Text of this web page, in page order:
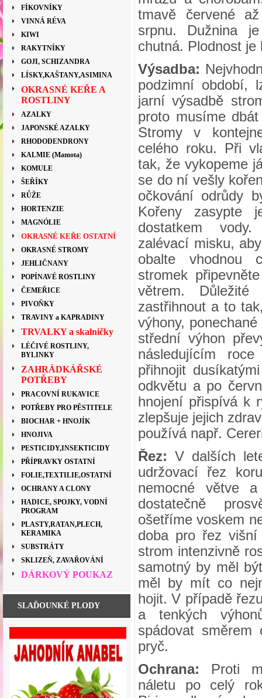
FÍKOVNÍKY
VINNÁ RÉVA
KIWI
RAKYTNÍKY
GOJI, SCHIZANDRA
LÍSKY,KAŠTANY,ASIMINA
OKRASNÉ KEŘE A
ROSTLINY
AZALKY
JAPONSKÉ AZALKY
RHODODENDRONY
KALMIE (Mamota)
KOMULE
ŠEŘÍKY
RŮŽE
HORTENZIE
MAGNÓLIE
OKRASNÉ KEŘE OSTATNÍ
OKRASNÉ STROMY
JEHLIČNANY
POPÍNAVÉ ROSTLINY
ČEMEŘICE
PIVOŇKY
TRAVINY a KAPRADINY
TRVALKY a skalničky
LÉČIVÉ ROSTLINY,
BYLINKY
ZAHRÁDKÁŘSKÉ
POTŘEBY
PRACOVNÍ RUKAVICE
POTŘEBY PRO PĚSTITELE
BIOCHAR + HNOJÍK
HNOJIVA
PESTICIDY,INSEKTICIDY
PŘÍPRAVKY OSTATNÍ
FOLIE,TEXTILIE,OSTATNÍ
OCHRANY A CLONY
HADICE, SPOJKY, VODNÍ
PROGRAM
PLASTY,RATAN,PLECH,
KERAMIKA
SUBSTRÁTY
SKLIZEŇ, ZAVAŘOVÁNÍ
DÁRKOVÝ POUKAZ
SLAĎOUNKÉ PLODY
tmavě červené
srpnu. Dužnina
chutná. Plodnost je
Výsadba:
podzimní období,
jarní výsadbě
proto musíme
Stromy v
celého roku. Při
tak, že vykopeme
se do ní vešly
očkování odrůdy
Kořeny zasypte
dostatkem
zalévací misku,
obalte vhodnou
stromek
větrem.
zastřihnout a to
výhony,
střední výhon
následujícím
přihnojit
odkvětu a po
hnojení přispívá k
zlepšuje jejich
používá např.
Řez: V dalších
udržovací řez
nemocné větve
dostatečně
ošetříme voskem
doba pro řez
strom intenzivně
samotný by měl
měl by mít co
hojit. V případě
a tenkých
spádovat
pryč.
Ochrana: Proti
náletu po celý